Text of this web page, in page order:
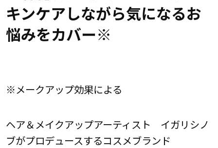
キンケアしながら気になるお
悩みをカバー※
※メークアップ効果による
ヘア＆メイクアップアーティスト イガリシノ
ブがプロデュースするコスメブランド